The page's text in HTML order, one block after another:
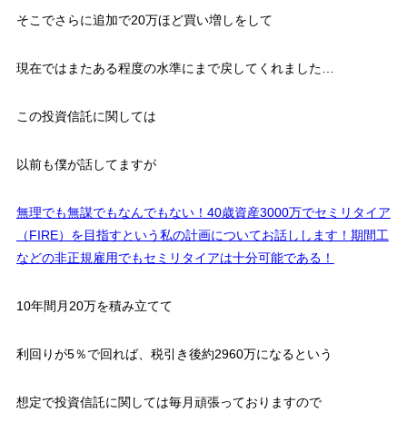
そこでさらに追加で20万ほど買い増しをして
現在ではまたある程度の水準にまで戻してくれました…
この投資信託に関しては
以前も僕が話してますが
無理でも無謀でもなんでもない！40歳資産3000万でセミリタイア
（FIRE）を目指すという私の計画についてお話しします！期間工
などの非正規雇用でもセミリタイアは十分可能である！
10年間月20万を積み立てて
利回りが5％で回れば、税引き後約2960万になるという
想定で投資信託に関しては毎月頑張っておりますので